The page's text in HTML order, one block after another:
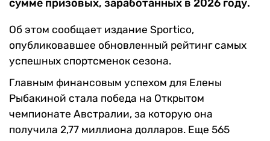
сумме призовых, заработанных в 2026 году.
Об этом сообщает издание Sportico,
опубликовавшее обновленный рейтинг самых
успешных спортсменок сезона.
Главным финансовым успехом для Елены
Рыбакиной стала победа на Открытом
чемпионате Австралии, за которую она
получила 2,77 миллиона долларов. Еще 565